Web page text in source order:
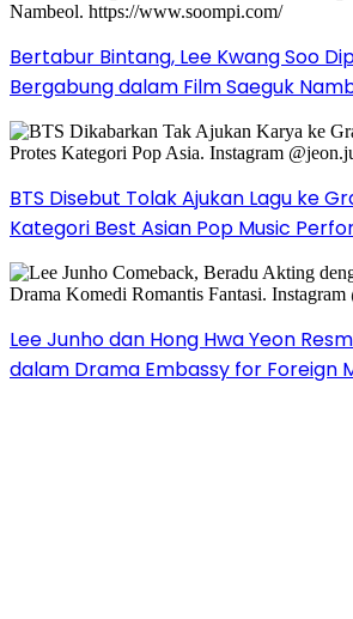
Bertabur Bintang, Lee Kwang Soo
Bergabung dalam Film Saeguk
BTS Disebut Tolak Ajukan Lagu ke
Kategori Best Asian Pop Music
Lee Junho dan Hong Hwa Yeon
dalam Drama Embassy for Foreign